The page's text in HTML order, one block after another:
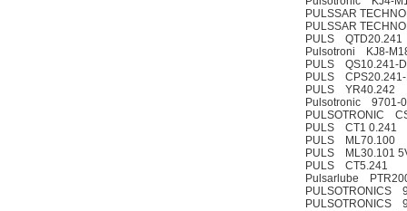
PULSSAR
PULSSAR
PULS QTD20.241
Pulsotroni KJ8-
PULS QS10.241-
PULS
PULS YR40.242
Pulsotronic 9701-
PULSOTRONIC
PULS CT1 0.241
PULS ML70.100
PULS ML30.101
PULS CT5.241
Pulsarlube
PULSOTRONICS
PULSOTRONICS